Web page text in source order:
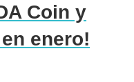
Coin y
enero!